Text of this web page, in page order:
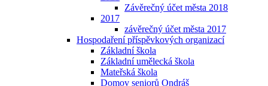
Závěrečný účet města 2018
2017
závěrečný účet města 2017
Hospodaření příspěvkových organizací
Základní škola
Základní umělecká škola
Mateřská škola
Domov seniorů Ondráš